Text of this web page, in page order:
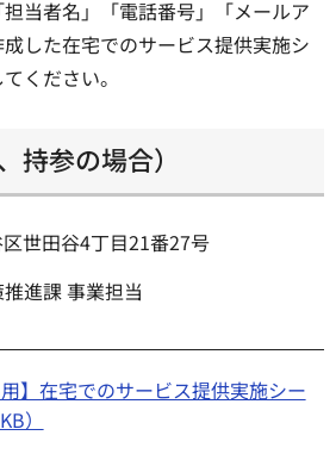
当者名」「電話番号」「メールア
した在宅でのサービス提供実施シ
ください。
持参の場合）
世田谷4丁目21番27号
進課 事業担当
用】在宅でのサービス提供実施シー
）